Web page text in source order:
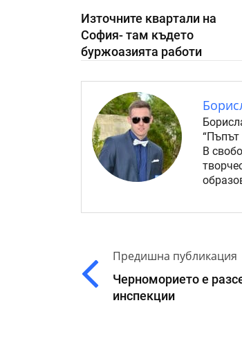
Източните квартали на
София- там където
буржоазията работи
“Пъпът
В
Предишна публикация
Черноморието е
инспекции